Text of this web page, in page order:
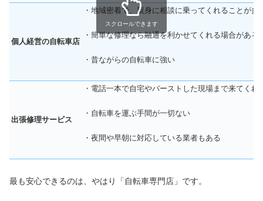
個人経営の自転車店
・地域密着で、親身に相談に乗ってくれることが多
・簡単な修理なら融通を利かせてくれる場合がある
・昔ながらの自転車に強い
出張修理サービス
・電話一本で自宅やバーストした現場まで来てくれ
・自転車を運ぶ手間が一切ない
・夜間や早朝に対応している業者もある
スクロールできます
最も安心できるのは、やはり「自転車専門店」です。